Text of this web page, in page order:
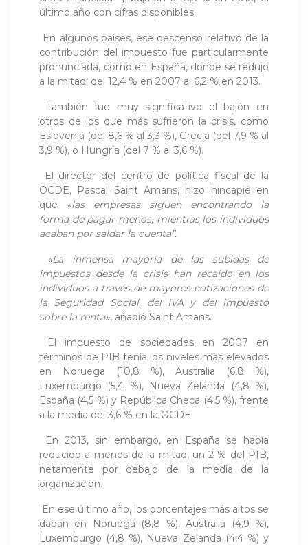
último año con cifras disponibles.
En algunos países, ese descenso relativo de la
contribución del impuesto fue particularmente
pronunciada, como en España, donde se redujo
a la mitad: del 12,4 % en 2007 al 6,2 % en 2013.
También fue muy significativo el bajón en
otros de los que más sufrieron la crisis, como
Eslovenia (del 8,6 % al 3,3 %), Grecia (del 7,9 % al
3,9 %), o Hungría (del 7 % al 3,6 %).
El director del centro de política fiscal de la
OCDE, Pascal Saint Amans, hizo hincapié en
que «las empresas siguen encontrando la
forma de pagar menos, mientras los individuos
acaban por saldar la cuenta”.
«La inmensa mayoría de las subidas de
impuestos desde la crisis han recaído en los
individuos a través de mayores cotizaciones de
la Seguridad Social, del IVA y del impuesto
sobre la renta», añadió Saint Amans.
El impuesto de sociedades en 2007 en
términos de PIB tenía los niveles más elevados
en Noruega (10,8 %), Australia (6,8 %),
Luxemburgo (5,4 %), Nueva Zelanda (4,8 %),
España (4,5 %) y República Checa (4,5 %), frente
a la media del 3,6 % en la OCDE.
En 2013, sin embargo, en España se había
reducido a menos de la mitad, un 2 % del PIB,
netamente por debajo de la media de la
organización.
En ese último año, los porcentajes más altos se
daban en Noruega (8,8 %), Australia (4,9 %),
Luxemburgo (4,8 %), Nueva Zelanda (4,4 %) y